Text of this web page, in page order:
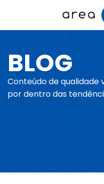
Início
Fale
Portfólio
BLOG
Conteúdo de qualidade
por dentro das